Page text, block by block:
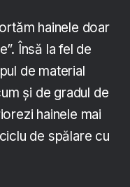
hainele doar
Însă la fel de
de material
și de gradul de
hainele mai
de spălare cu